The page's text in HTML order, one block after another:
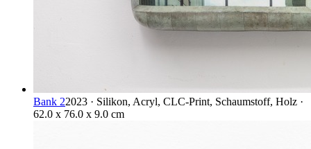
Bank 22023 · Silikon, Acryl, CLC-Print, Schaumstoff, Holz ·
62.0 x 76.0 x 9.0 cm